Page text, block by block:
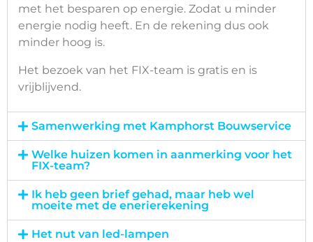
met het besparen op energie. Zodat u minder
energie nodig heeft. En de rekening dus ook
minder hoog is.
Het bezoek van het FIX-team is gratis en is
vrijblijvend.
Samenwerking met Kamphorst Bouwservice
Welke huizen komen in aanmerking voor het
FIX-team?
Ik heb geen brief gehad, maar heb wel
moeite met de enerierekening
Het nut van led-lampen